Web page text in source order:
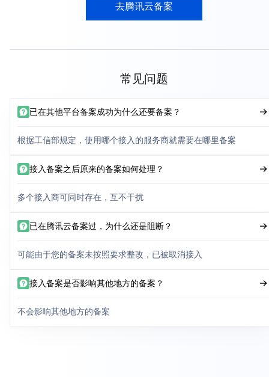
去腾讯云备案
常见问题
已在其他平台备案成功为什么还要备案？
根据工信部规定，使用哪个接入的服务商就需要在哪里备案
接入备案之后原来的备案如何处理？
多个接入商可同时存在，互不干扰
已在腾讯云备案过，为什么还是阻断？
可能由于您的备案未按照要求整改，已被取消接入
接入备案是否影响其他地方的备案？
不会影响其他地方的备案